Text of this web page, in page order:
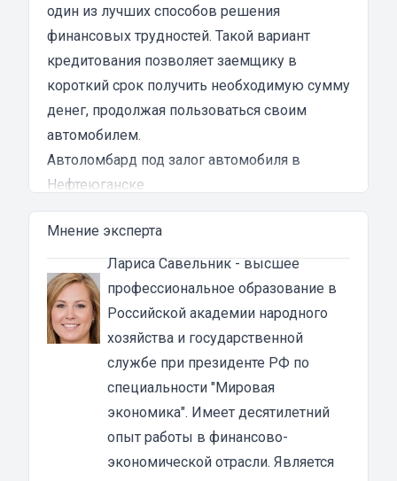
Разочарование и раздражение - это все, что я
испытал в результате этого кредита...
один из лучших способов решения
финансовых трудностей. Такой вариант
кредитования позволяет заемщику в
короткий срок получить необходимую сумму
денег, продолжая пользоваться своим
автомобилем.
Автоломбард под залог автомобиля в
Нефтеюганске
Автоломбард представляет собой кредитное
учреждение, которое выдает денежные
ссуды под залог паспорта ТС или самого
автомобиля. В роли актива в таком
ломбарде выступает ТС. Сумма автозайма
зависит от марки, модели и возраста
автотранспорта. В каждом случае она
устанавливается индивидуально после
осмотра машины оценщиком и зависит от
вида кредита:
под залог ПТС {{ toponym_name }}– от 70 до
Мнение эксперта
Лариса Савельник- высшее
профессиональное образование в
Российской академии народного
хозяйства и государственной
службе при президенте РФ по
специальности "Мировая
экономика". Имеет десятилетний
опыт работы в финансово-
экономической отрасли. Является